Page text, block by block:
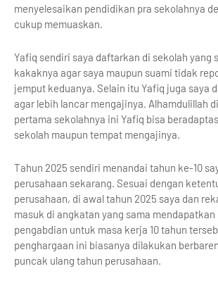
menyelesaikan pendidikan pra sekolahnya
cukup memuaskan.
Yafiq sendiri saya daftarkan di sekolah yang
kakaknya agar saya maupun suami tidak
jemput keduanya. Selain itu Yafiq juga saya
agar lebih lancar mengajinya. Alhamdulillah
pertama sekolahnya ini Yafiq bisa
sekolah maupun tempat mengajinya.
Tahun 2025 sendiri menandai tahun ke-10
perusahaan sekarang. Sesuai dengan
perusahaan, di awal tahun 2025 saya dan
masuk di angkatan yang sama mendapatkan
pengabdian untuk masa kerja 10 tahun
penghargaan ini biasanya dilakukan
puncak ulang tahun perusahaan.